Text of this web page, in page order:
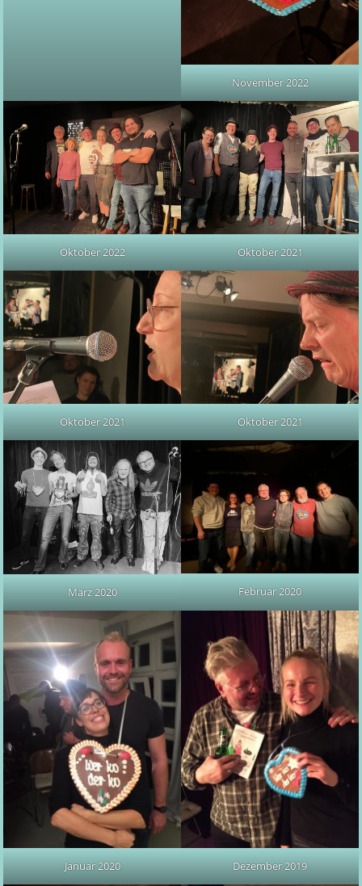
November 2022
Oktober 2022 Oktober 2021
Oktober 2021 Oktober 2021
März 2020 Februar 2020
Januar 2020 Dezember 2019